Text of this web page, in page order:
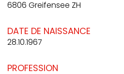
6806 Greifensee ZH
DATE DE NAISSANCE
28.10.1967
PROFESSION